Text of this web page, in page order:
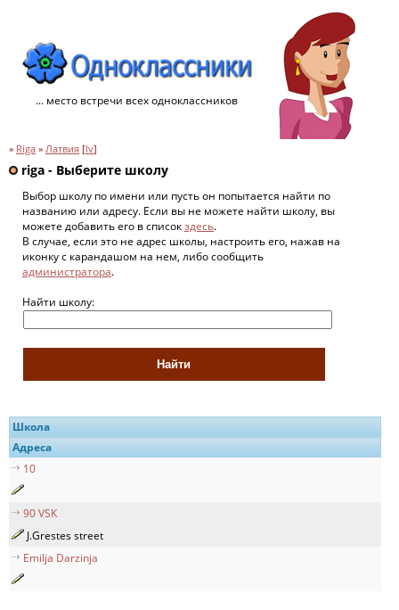
... место встречи всех одноклассников
» Riga » Латвия [lv]
riga - Выберите школу
Выбор школу по имени или пусть он попытается найти по
названию или адресу. Если вы не можете найти школу, вы
можете добавить его в списокздесь.
В случае, если это не адрес школы, настроить его, нажав на
иконку с карандашом на нем, либо сообщить
администратора.
Найти школу:
Школа
Адреса
10
90 VSK
J.Grestes street
Emilja Darzinja